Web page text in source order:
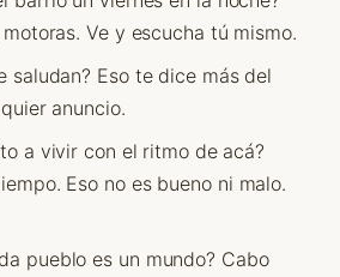
Ve y escucha tú mismo.
saludan? Eso te dice más del
anuncio.
a vivir con el ritmo de acá?
Eso no es bueno ni malo.
pueblo es un mundo? Cabo